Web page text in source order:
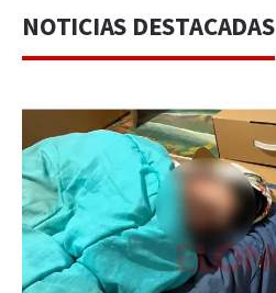
NOTICIAS DESTACADAS